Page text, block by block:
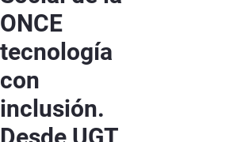
ONCE
tecnología
con
inclusión.